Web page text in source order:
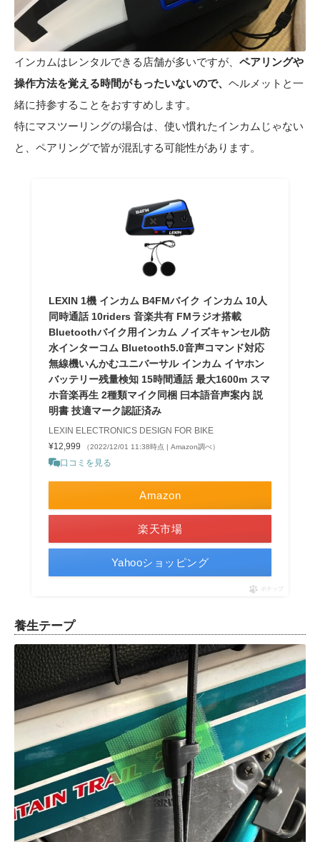
インカムはレンタルできる店舗が多いですが、 ペアリングや
操作方法を覚える時間がもったいないので、 ヘルメットと一
緒に持参することをおすすめします。
特にマスツーリングの場合は、使い慣れたインカムじゃない
と、ペアリングで皆が混乱する可能性があります。
LEXIN 1機 インカム B4FMバイク インカム 10人
同時通話 10riders 音楽共有 FMラジオ搭載
Bluetoothバイク用インカム ノイズキャンセル防
水インターコム Bluetooth5.0音声コマンド対応
無線機いんかむユニバーサル インカム イヤホン
バッテリー残量検知 15時間通話 最大1600m スマ
ホ音楽再生 2種類マイク同梱 曰本語音声案内 説
明書 技適マーク認証済み
LEXIN ELECTRONICS DESIGN FOR BIKE
¥12,999
（2022/12/01 11:38時点 | Amazon調べ）
口コミを見る
Amazon
楽天市場
Yahooショッピング
ポチップ
養生テープ